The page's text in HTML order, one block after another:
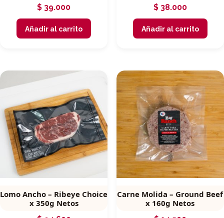
$ 39.000
Añadir al carrito
$38.000
Añadir al carrito
Lomo Ancho – Ribeye Choice
x 350g Netos
Carne Molida – Ground Beef
x 160g Netos